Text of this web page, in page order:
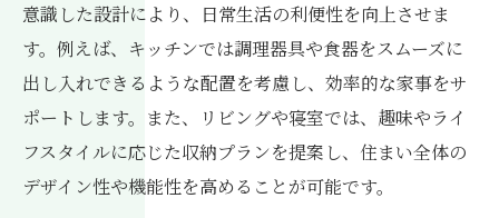
意識した設計により、日常生活の利便性を向上させま
す。例えば、キッチンでは調理器具や食器をスムーズに
出し入れできるような配置を考慮し、効率的な家事をサ
ポートします。また、リビングや寝室では、趣味やライ
フスタイルに応じた収納プランを提案し、住まい全体の
デザイン性や機能性を高めることが可能です。